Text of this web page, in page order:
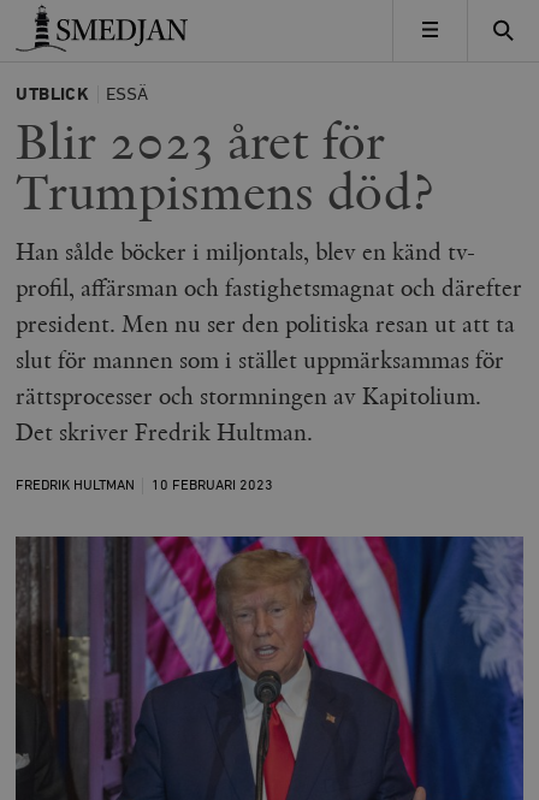
Timbro
MENY
UTBLICK ESSÄ
Blir 2023 året för
Trumpismens död?
Han sålde böcker i miljontals, blev en känd tv-
profil, affärsman och fastighetsmagnat och därefter
president. Men nu ser den politiska resan ut att ta
slut för mannen som i stället uppmärksammas för
rättsprocesser och stormningen av Kapitolium.
Det skriver Fredrik Hultman.
FREDRIK HULTMAN 10 FEBRUARI 2023